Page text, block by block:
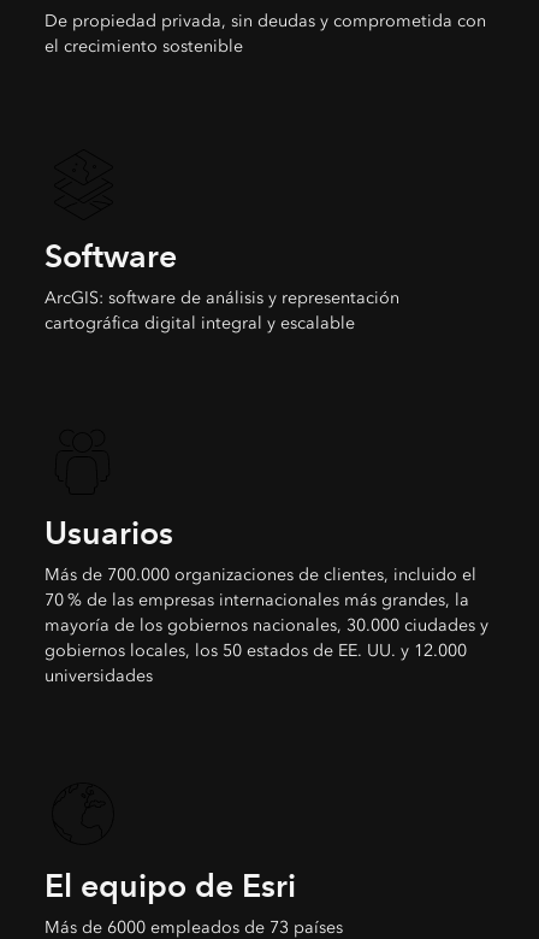
De propiedad privada, sin deudas y comprometida con
el crecimiento sostenible
Software
ArcGIS: software de análisis y representación
cartográfica digital integral y escalable
Usuarios
Más de 700.000 organizaciones de clientes, incluido el
70 % de las empresas internacionales más grandes, la
mayoría de los gobiernos nacionales, 30.000 ciudades y
gobiernos locales, los 50 estados de EE. UU. y 12.000
universidades
El equipo de Esri
Más de 6000 empleados de 73 países